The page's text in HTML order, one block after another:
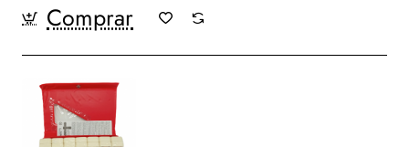
Comprar